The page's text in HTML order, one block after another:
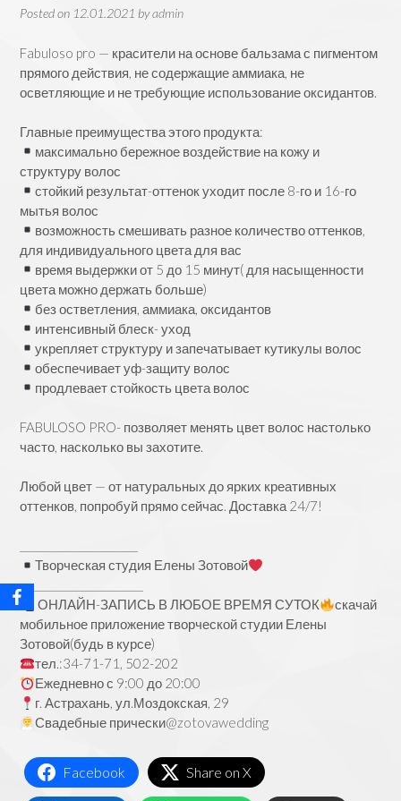
Posted on 12.01.2021 byadmin
Fabuloso pro — красители на основе бальзама с пигментом
прямого действия, не содержащие аммиака, не
осветляющие и не требующие использование оксидантов.
Главные преимущества этого продукта:
максимально бережное воздействие на кожу и
структуру волос
стойкий результат-оттенок уходит после 8-го и 16-го
мытья волос
возможность смешивать разное количество оттенков,
для индивидуального цвета для вас
время выдержки от 5 до 15 минут( для насыщенности
цвета можно держать больше)
без остветления, аммиака, оксидантов
интенсивный блеск- уход
укрепляет структуру и запечатывает кутикулы волос
обеспечивает уф-защиту волос
продлевает стойкость цвета волос
FABULOSO PRO- позволяет менять цвет волос настолько
часто, насколько вы захотите.
Любой цвет — от натуральных до ярких креативных
оттенков, попробуй прямо сейчас. Доставка 24/7!
Творческая студия Елены Зотовой
_______________________
ОНЛАЙН-ЗАПИСЬ В ЛЮБОЕ ВРЕМЯ СУТОК
скачай
мобильное приложение творческой студии Елены
Зотовой(будь в курсе)
тел.:34-71-71, 502-202
Ежедневно с 9:00 до 20:00
г. Астрахань, ул.Моздокская, 29
Свадебные прически@zotovawedding
Facebook Share on X